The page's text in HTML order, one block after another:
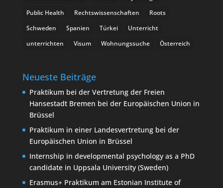
Public Health
Rechtswissenschaften
Roots
Schweden
Spanien Türkei
Unterricht
unterrichten
Visum Wohnungssuche Österreich
Neueste Beiträge
Praktikum bei der Vertretung der Freien
Hansestadt Bremen bei der Europäischen Union in
Brüssel
Praktikum in einer Landesvertretung bei der
Europäischen Union in Brüssel
Internship in developmental psychology as a PhD
candidate in Uppsala University (Sweden)
Erasmus+ Praktikum am Estonian Institute of